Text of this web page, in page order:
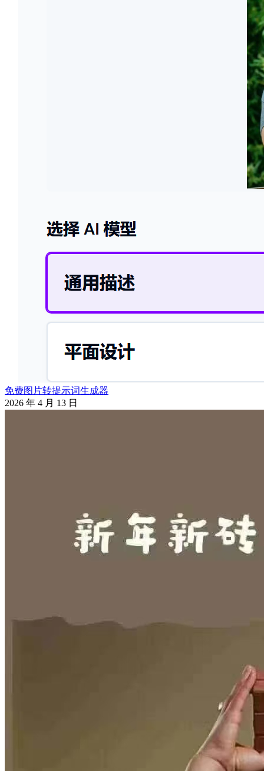
免费图片转提示词生成器
2026 年 4 月 13 日